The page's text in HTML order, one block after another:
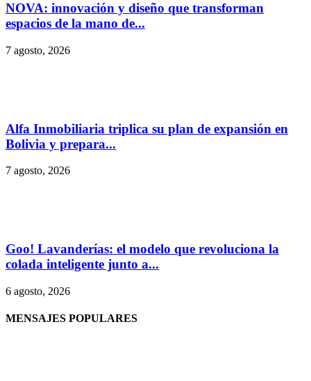
NOVA: innovación y diseño que transforman
espacios de la mano de...
7 agosto, 2026
Alfa Inmobiliaria triplica su plan de expansión en
Bolivia y prepara...
7 agosto, 2026
Goo! Lavanderías: el modelo que revoluciona la
colada inteligente junto a...
6 agosto, 2026
MENSAJES POPULARES